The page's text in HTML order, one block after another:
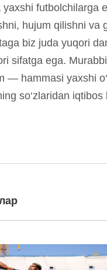
futbolchilarga
hujum qilishni va
biz juda yuqori
sifatga ega.
— hammasi yaxshi
so‘zlaridan iqtibos